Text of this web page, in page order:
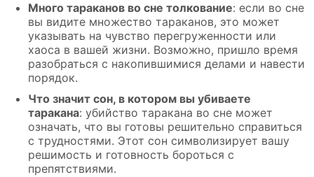
Много тараканов во сне толкование: если во сне
вы видите множество тараканов, это может
указывать на чувство перегруженности или
хаоса в вашей жизни. Возможно, пришло время
разобраться с накопившимися делами и навести
порядок.
Что значит сон, в котором вы убиваете
таракана: убийство таракана во сне может
означать, что вы готовы решительно справиться
с трудностями. Этот сон символизирует вашу
решимость и готовность бороться с
препятствиями.